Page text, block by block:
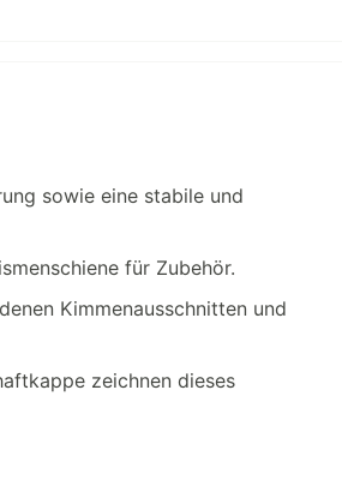
sowie eine stabile und
für Zubehör.
Kimmenausschnitten und
zeichnen dieses